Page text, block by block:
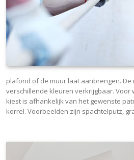
plafond of de muur laat aanbrengen.
verschillende kleuren verkrijgbaar. Voor
kiest is afhankelijk van het gewenste
korrel. Voorbeelden zijn spachtelputz,